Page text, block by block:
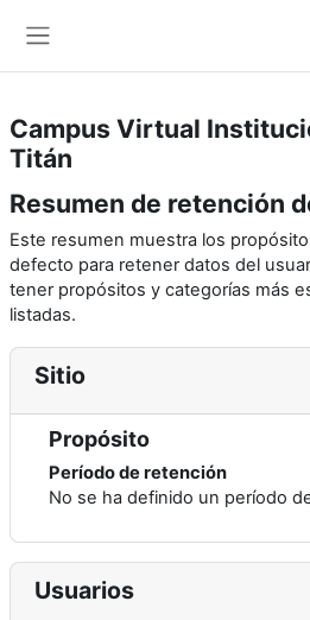
Campus Virtual
Titán
Resumen de retención
Este resumen muestra los
defecto para retener datos del
tener propósitos y categorías más
listadas.
Sitio
Propósito
Período de retención
No se ha definido un período
Usuarios